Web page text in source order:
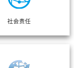
社会责任